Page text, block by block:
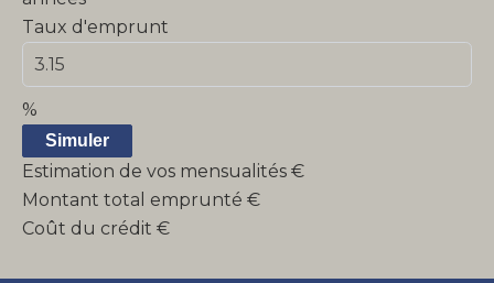
Taux d'emprunt
%
Simuler
Estimation de vos mensualités €
Montant total emprunté €
Coût du crédit €